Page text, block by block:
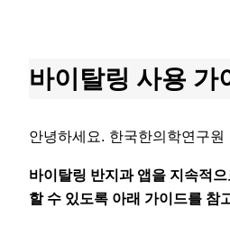
바이탈링 사용 가
안녕하세요. 한국한의학연구
바이탈링 반지과 앱을 지속적
할 수 있도록 아래 가이드를 참